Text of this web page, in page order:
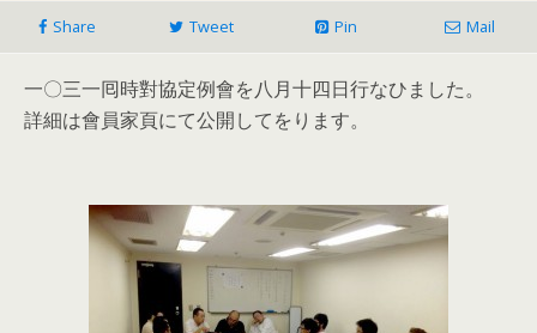
Share Tweet Pin Mail
一〇三一囘時對協定例會を八月十四日行なひました。
詳細は會員家頁にて公開してをります。